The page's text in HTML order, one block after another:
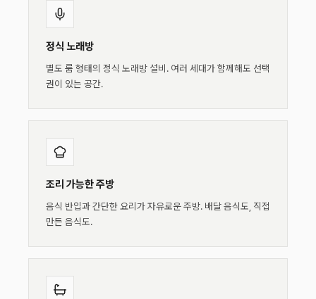
정식 노래방
별도 룸 형태의 정식 노래방 설비. 여러 세대가 함께해도 선택
권이 있는 공간.
조리 가능한 주방
음식 반입과 간단한 요리가 자유로운 주방. 배달 음식도, 직접
만든 음식도.